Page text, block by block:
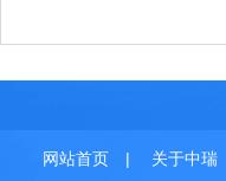
网站首页 | 关于中瑞